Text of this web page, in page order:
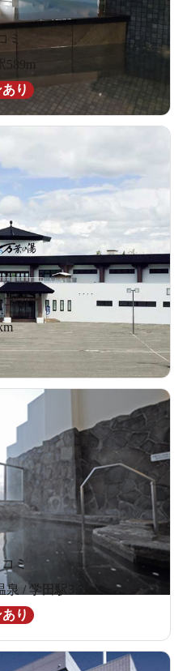
ミ
589m
り
コミ
ミ
/ 学田駅3.7km
り